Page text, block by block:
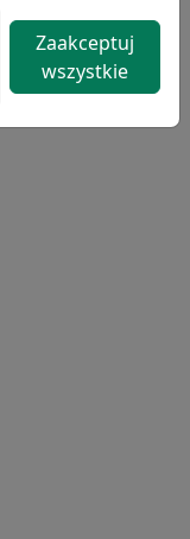
Zaakceptuj
wszystkie